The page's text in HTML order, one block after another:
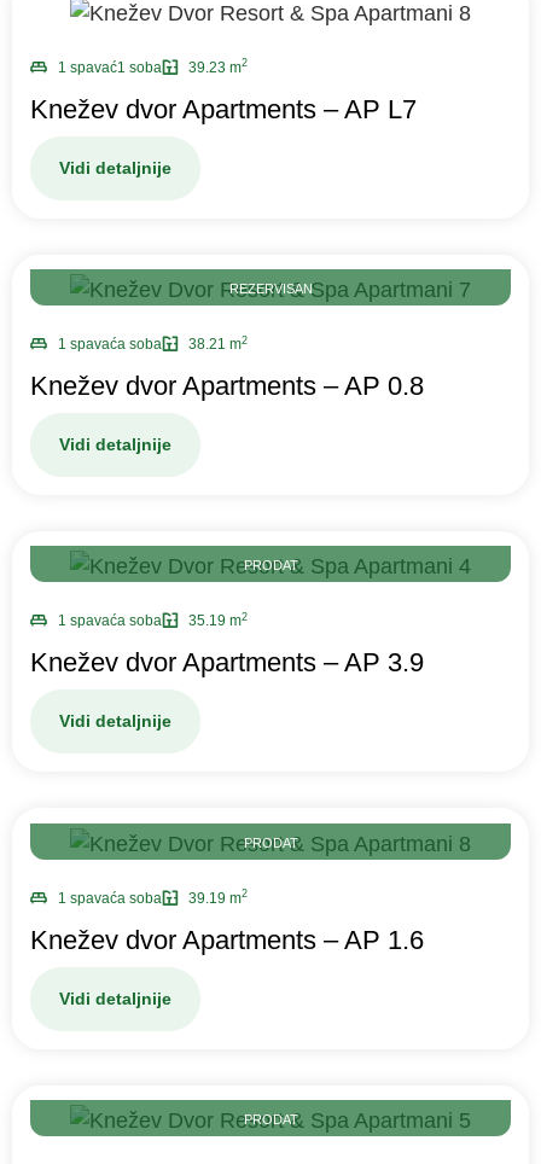
1 spavać1 soba 39.23 m2
Knežev dvor Apartments – AP L7
Vidi detaljnije
REZERVISAN
1 spavaća soba 38.21 m2
Knežev dvor Apartments – AP 0.8
Vidi detaljnije
PRODAT
1 spavaća soba 35.19 m2
Knežev dvor Apartments – AP 3.9
Vidi detaljnije
PRODAT
1 spavaća soba 39.19 m2
Knežev dvor Apartments – AP 1.6
Vidi detaljnije
PRODAT